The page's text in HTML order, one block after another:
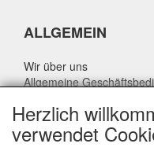
ALLGEMEIN
Wir über uns
Allgemeine
Haftungsausschluss
Über Rik Thijssen
Herzlich
verwendet